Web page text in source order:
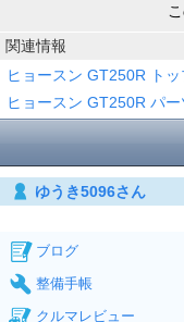
関連情報
ヒョースン GT250R トッ
ヒョースン GT250R パ
ゆうき5096さん
ブログ
整備手帳
クルマレビュー